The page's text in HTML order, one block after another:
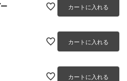
カートに入れる
カートに入れる
カートに入れる